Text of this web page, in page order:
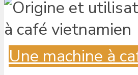
Une machine à